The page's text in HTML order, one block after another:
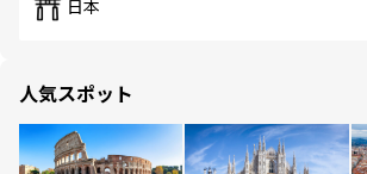
日本
人気スポット